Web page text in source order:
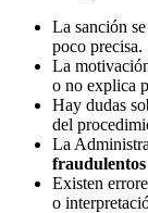
La sanción
poco precisa.
La
o no explica
Hay dudas
del
La
fraudulentos
Existen
o